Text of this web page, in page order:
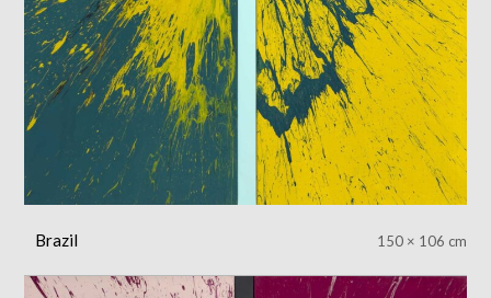
Brazil 150 × 106 cm